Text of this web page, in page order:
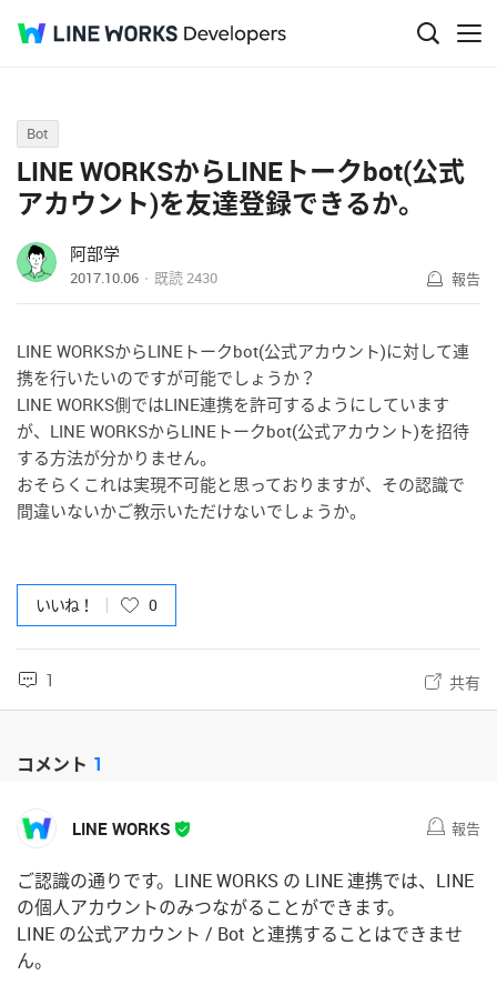
Q&A
Bot
LINE WORKSからLINEトークbot(公式
アカウント)を友達登録できるか。
阿部学
2017.10.06 既読2430 報告
LINE WORKSからLINEトークbot(公式アカウント)に対して連
携を行いたいのですが可能でしょうか？
LINE WORKS側ではLINE連携を許可するようにしています
が、LINE WORKSからLINEトークbot(公式アカウント)を招待
する方法が分かりません。
おそらくこれは実現不可能と思っておりますが、その認識で
間違いないかご教示いただけないでしょうか。
いいね！ 0
1 共有
コメント 1
LINE WORKS 報告
ご認識の通りです。LINE WORKS の LINE 連携では、LINE
の個人アカウントのみつながることができます。
LINE の公式アカウント / Bot と連携することはできませ
ん。